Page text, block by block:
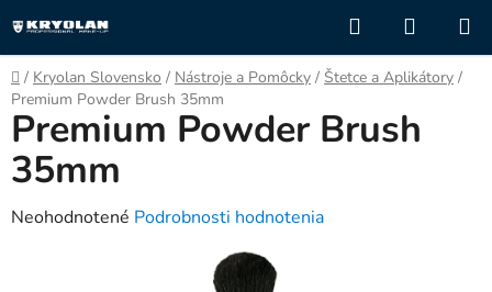
na
obsah
Hľadať
KOŠÍK
Domov
/ Kryolan Slovensko / Nástroje a Pomôcky / Štetce a Aplikátory /
Premium Powder Brush 35mm
Premium Powder Brush
35mm
Priemerné
Neohodnotené Podrobnosti hodnotenia